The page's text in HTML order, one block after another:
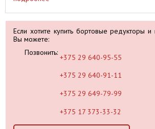
Если хотите купить бортовые редукторы
Вы можете:
Позвонить:
+375 29 640-95-55
+375 29 640-91-11
+375 29 649-79-99
+375 17 373-33-32